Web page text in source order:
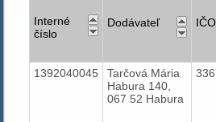
Interné
číslo
Dodávateľ IČO
1392040045
Tarčová Mária
Habura 140,
067 52 Habura